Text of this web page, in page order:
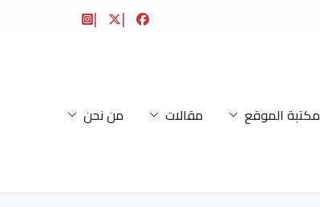
مكتبة الموقع مقالات من نحن